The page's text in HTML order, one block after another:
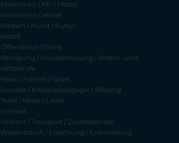
Maschinen / Kfz / Metall
Maschinen / Metall
Medien / Kunst / Kultur
Metall
Öffentlicher Dienst
Reinigung / Hausbetreuung / Anlern- und
Hilfsberufe
Reise / Freizeit / Sport
Soziales / Kinderpädagogik / Bildung
Textil / Mode / Leder
Umwelt
Verkehr / Transport / Zustelldienste
Wissenschaft / Forschung / Entwicklung